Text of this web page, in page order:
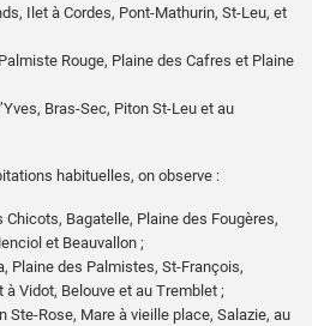
Ilet à Cordes, Pont-Mathurin, St-Leu, et
Rouge, Plaine des Cafres et Plaine
Bras-Sec, Piton St-Leu et au
habituelles, on observe :
Chicots, Bagatelle, Plaine des Fougères,
et Beauvallon ;
Plaine des Palmistes, St-François,
à Vidot, Belouve et au Tremblet ;
Ste-Rose, Mare à vieille place, Salazie, au